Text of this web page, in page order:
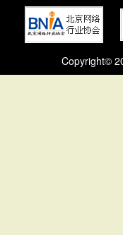
Copyright©